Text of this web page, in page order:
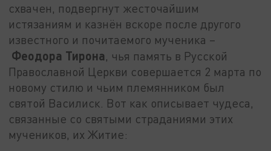
схвачен, подвергнут жесточайшим
истязаниям и казнён вскоре после другого
известного и почитаемого мученика –
Феодора Тирона, чья память в Русской
Православной Церкви совершается 2 марта по
новому стилю и чьим племянником был
святой Василиск. Вот как описывает чудеса,
связанные со святыми страданиями этих
мучеников, их Житие: